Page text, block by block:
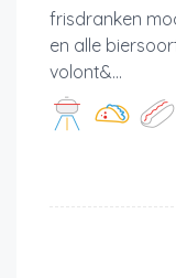
frisdranken
en alle
volont&...